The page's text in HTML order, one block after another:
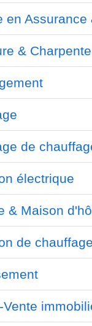
en Assurance
& Charpente
de
électrique
& Maison
de chauffage
Vente